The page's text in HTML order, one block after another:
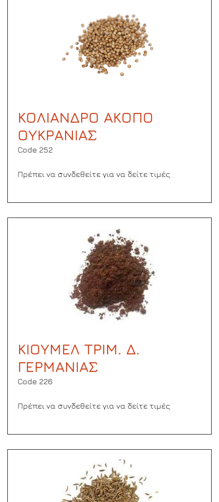
ΚΟΛΙΑΝΔΡΟ ΑΚΟΠΟ
ΟΥΚΡΑΝΙΑΣ
Code 252
Πρέπει να συνδεθείτε για να δείτε τιμές
ΚΙΟΥΜΕΛ ΤΡΙΜ. Δ.
ΓΕΡΜΑΝΙΑΣ
Code 226
Πρέπει να συνδεθείτε για να δείτε τιμές